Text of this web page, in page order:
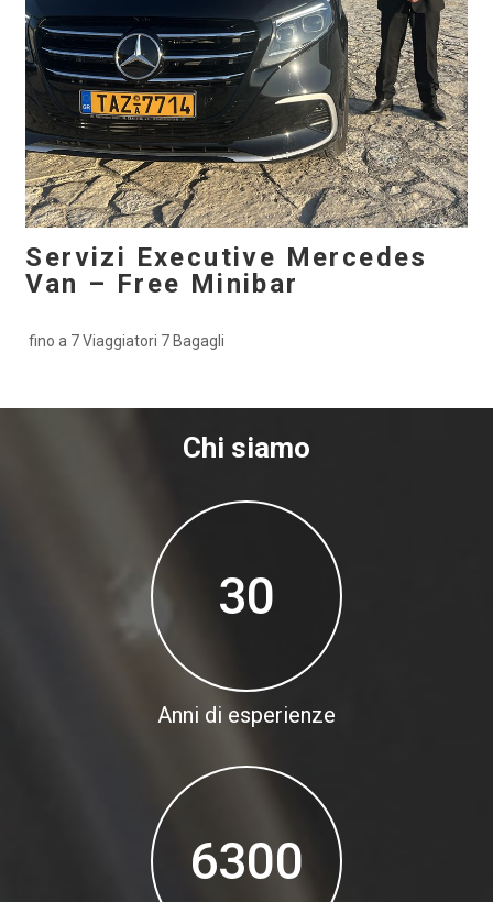
Servizi Executive Mercedes
Van – Free Minibar
fino a 7 Viaggiatori 7 Bagagli
Chi siamo
30
Anni di esperienze
6300